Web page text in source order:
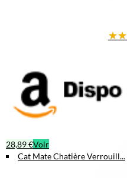
★★
28,89 €Voir
Cat Mate Chatière Verrouill...